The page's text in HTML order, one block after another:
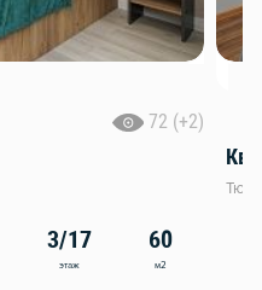
72 (+2)
3/17
этаж
60
м2